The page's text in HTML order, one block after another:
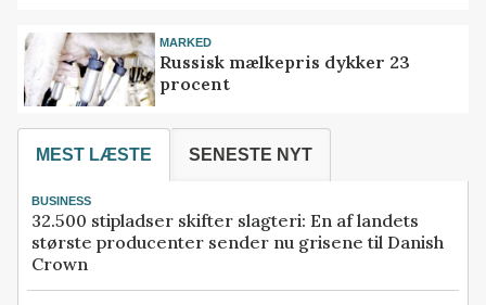
MARKED
Russisk mælkepris dykker 23
procent
MEST LÆSTE SENESTE NYT
BUSINESS
32.500 stipladser skifter slagteri: En af landets
største producenter sender nu grisene til Danish
Crown